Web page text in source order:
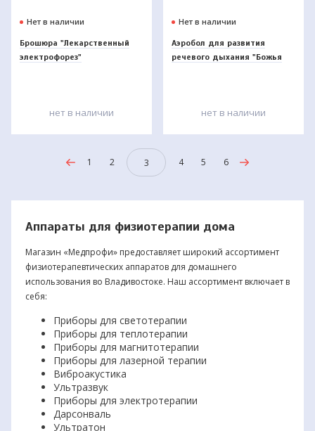
Нет в наличии
Брошюра "Лекарственный
электрофорез"
нет в наличии
Нет в наличии
Аэробол для развития
речевого дыхания "Божья
нет в наличии
1 2 3 4 5 6
Аппараты для физиотерапии дома
Магазин «Медпрофи» предоставляет широкий ассортимент
физиотерапевтических аппаратов для домашнего
использования во Владивостоке. Наш ассортимент включает в
себя:
Приборы для светотерапии
Приборы для теплотерапии
Приборы для магнитотерапии
Приборы для лазерной терапии
Виброакустика
Ультразвук
Приборы для электротерапии
Дарсонваль
Ультратон